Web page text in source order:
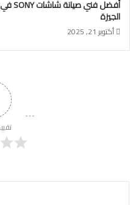
أفضل فني صيانة شاشات SONY في
الجيزة
أكتوبر 21, 2025